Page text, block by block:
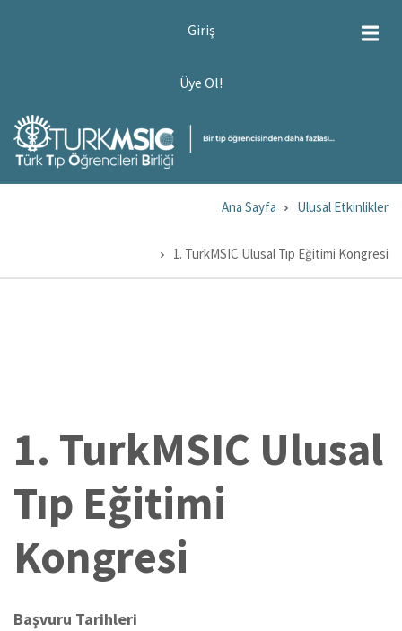
Giriş
Üye Ol!
Ana Sayfa Ulusal Etkinlikler
1. TurkMSIC Ulusal Tıp Eğitimi Kongresi
1. TurkMSIC Ulusal
Tıp Eğitimi
Kongresi
Başvuru Tarihleri